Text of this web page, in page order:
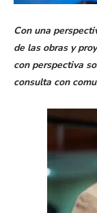
Con una
de las obras y
con perspectiva
consulta con